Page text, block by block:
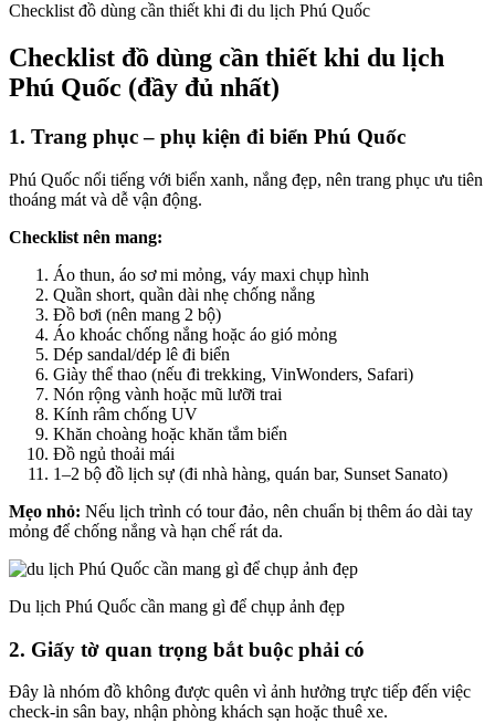
Checklist đồ dùng cần thiết khi đi du lịch Phú Quốc
Checklist đồ dùng cần thiết khi du lịch
Phú Quốc (đầy đủ nhất)
1. Trang phục – phụ kiện đi biển Phú Quốc
Phú Quốc nổi tiếng với biển xanh, nắng đẹp, nên trang phục ưu tiên
thoáng mát và dễ vận động.
Checklist nên mang:
Áo thun, áo sơ mi mỏng, váy maxi chụp hình
Quần short, quần dài nhẹ chống nắng
Đồ bơi (nên mang 2 bộ)
Áo khoác chống nắng hoặc áo gió mỏng
Dép sandal/dép lê đi biển
Giày thể thao (nếu đi trekking, VinWonders, Safari)
Nón rộng vành hoặc mũ lưỡi trai
Kính râm chống UV
Khăn choàng hoặc khăn tắm biển
Đồ ngủ thoải mái
1–2 bộ đồ lịch sự (đi nhà hàng, quán bar, Sunset Sanato)
Mẹo nhỏ: Nếu lịch trình có tour đảo, nên chuẩn bị thêm áo dài tay
mỏng để chống nắng và hạn chế rát da.
Du lịch Phú Quốc cần mang gì để chụp ảnh đẹp
2. Giấy tờ quan trọng bắt buộc phải có
Đây là nhóm đồ không được quên vì ảnh hưởng trực tiếp đến việc
check-in sân bay, nhận phòng khách sạn hoặc thuê xe.